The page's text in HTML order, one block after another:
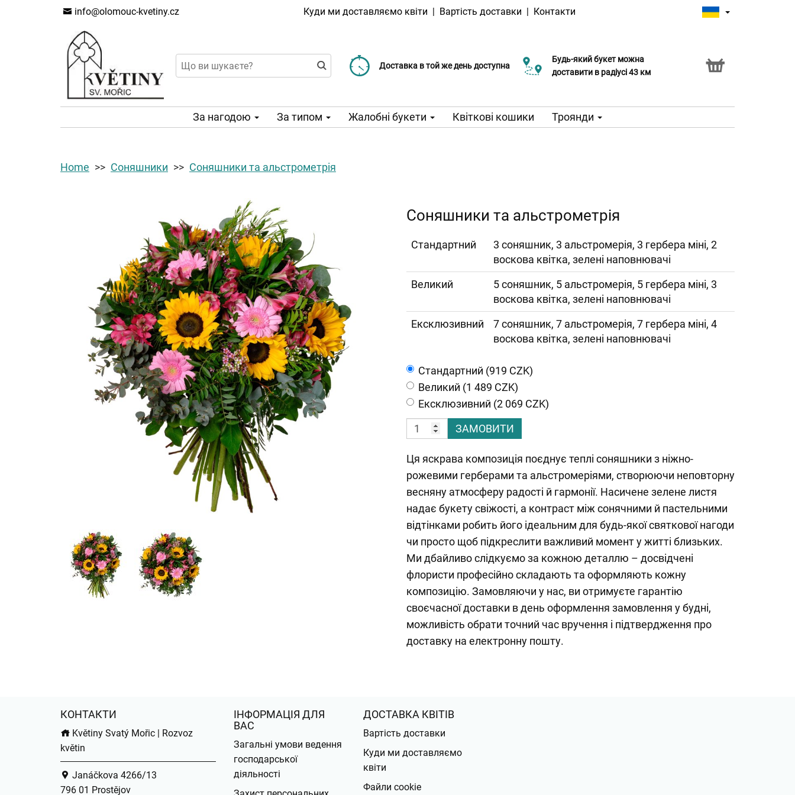
info@olomouc-kvetiny.cz Куди ми доставляємо квіти | Вартість доставки | Контакти
Доставка в той же день доступна
Доставка від 99 CZK
Виберіть дату доставки
Будь-який букет можна
доставити в радіусі 43 км
За нагодою За типом Жалобні букети Квіткові кошики Троянди
Home Соняшники Соняшники та альстрометрія
Соняшники та альстрометрія
Cтандартний
3 соняшник, 3 альстромерія, 3 гербера міні, 2
воскова квітка, зелені наповнювачі
Великий
5 соняшник, 5 альстромерія, 5 гербера міні, 3
воскова квітка, зелені наповнювачі
Ексклюзивний
7 соняшник, 7 альстромерія, 7 гербера міні, 4
воскова квітка, зелені наповнювачі
Cтандартний (919 CZK)
Великий (1 489 CZK)
Ексклюзивний (2 069 CZK)
ЗАМОВИТИ
Ця яскрава композиція поєднує теплі соняшники з ніжно-
рожевими герберами та альстромеріями, створюючи неповторну
весняну атмосферу радості й гармонії. Насичене зелене листя
надає букету свіжості, а контраст між сонячними й пастельними
відтінками робить його ідеальним для будь-якої святкової нагоди
чи просто щоб підкреслити важливий момент у житті близьких.
Ми дбайливо слідкуємо за кожною деталлю – досвідчені
флористи професійно складають та оформляють кожну
композицію. Замовляючи у нас, ви отримуєте гарантію
своєчасної доставки в день оформлення замовлення у будні,
можливість обрати точний час вручення і підтвердження про
доставку на електронну пошту.
КОНТАКТИ
Květiny Svatý Mořic | Rozvoz
květin
Janáčkova 4266/13
796 01 Prostějov
ІНФОРМАЦІЯ ДЛЯ
ВАС
Загальні умови ведення
господарської
діяльності
ДОСТАВКА КВІТІВ
Вартість доставки
Куди ми доставляємо
квіти
Файли cookie